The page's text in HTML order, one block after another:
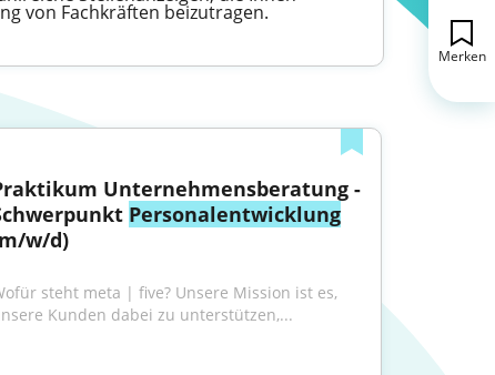
von Fachkräften beizutragen.
Unternehmensberatung -
Personalentwicklung
w/d)
steht meta | five? Unsere Mission ist es,
Kunden dabei zu unterstützen,...
Merken